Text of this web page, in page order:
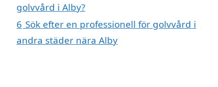
golvvård i Alby?
6 Sök efter en professionell för golvvård i
andra städer nära Alby